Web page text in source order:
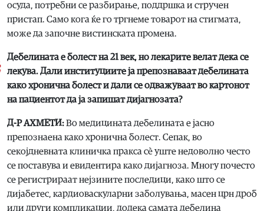
осуда, потребни се разбирање, поддршка и стручен
пристап. Само кога ќе го тргнеме товарот на стигмата,
може да започне вистинската промена.
Дебелината е болест на 21 век, но лекарите велат дека се
лекува. Дали институциите ја препознаваат дебелината
како хронична болест и дали се одважуваат во картонот
на пациентот да ја запишат дијагнозата?
Д-Р АХМЕТИ:Во медицината дебелината е јасно
препознаена како хронична болест. Сепак, во
секојдневната клиничка пракса сè уште недоволно често
се поставува и евидентира како дијагноза. Многу почесто
се регистрираат нејзините последици, како што се
дијабетес, кардиоваскуларни заболувања, масен црн дроб
или други компликации, додека самата дебелина